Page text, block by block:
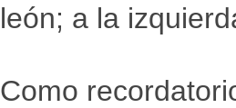
león; a la
Como